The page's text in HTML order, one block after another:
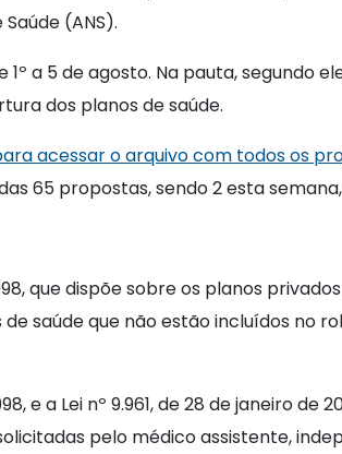
(ANS).
a 5 de agosto. Na pauta, segundo
dos planos de saúde.
acessar o arquivo com todos os
65 propostas, sendo 2 esta
que dispõe sobre os planos
saúde que não estão incluídos no
e a Lei nº 9.961, de 28 de janeiro
pelo médico assistente,